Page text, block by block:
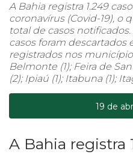
A Bahia registra 1.249
coronavírus (Covid-19), o
total de casos
casos foram descartados
registrados nos
Belmonte (1); Feira de
(2); Ipiaú (1); Itabuna (1);
19 de
A Bahia registra